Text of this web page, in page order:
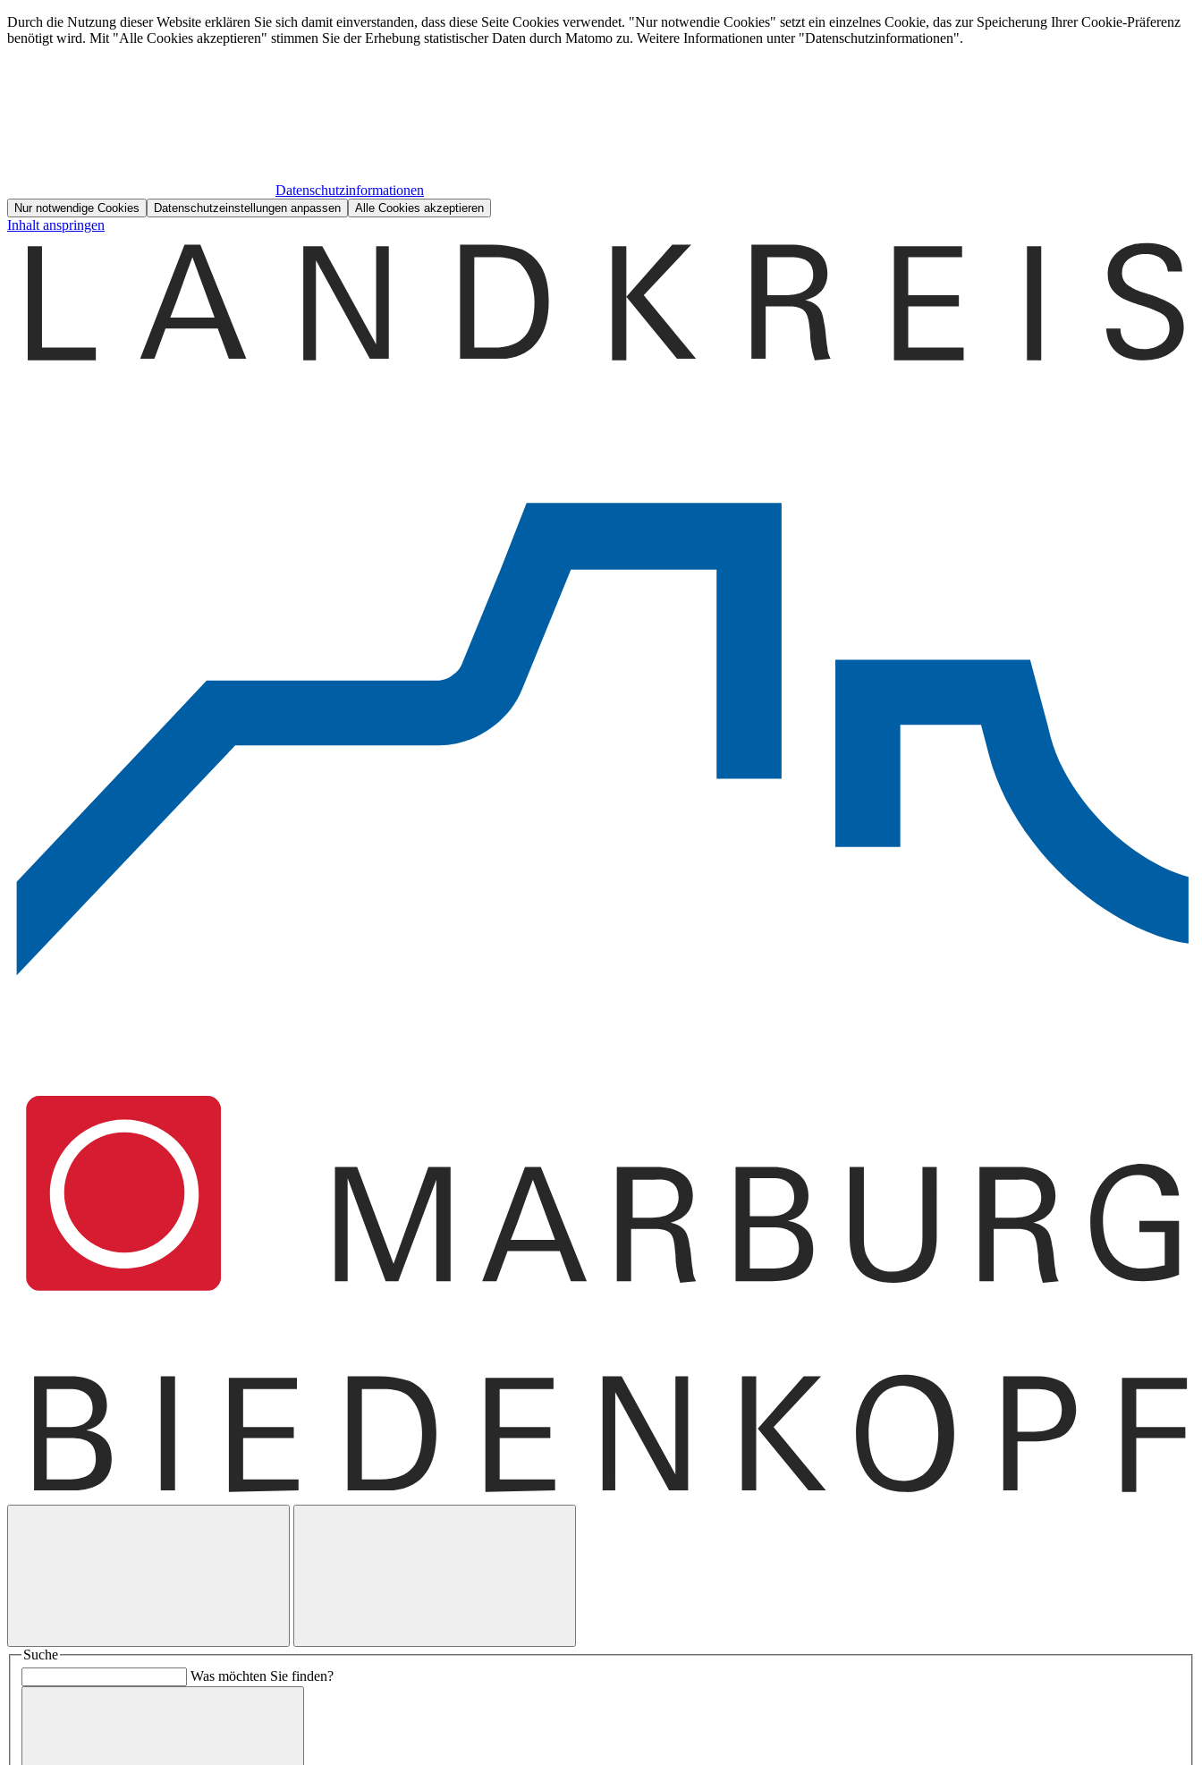
Durch die Nutzung dieser Website erklären Sie sich damit einverstanden, dass diese Seite Cookies verwendet. "Nur notwendie Cookies" setzt ein einzelnes Cookie, das zur Speicherung Ihrer Cookie-Präferenz
benötigt wird. Mit "Alle Cookies akzeptieren" stimmen Sie der Erhebung statistischer Daten durch Matomo zu. Weitere Informationen unter "Datenschutzinformationen".
Datenschutzinformationen
Nur notwendige Cookies Datenschutzeinstellungen anpassen Alle Cookies akzeptieren
Inhalt anspringen
Suche
Was möchten Sie finden?